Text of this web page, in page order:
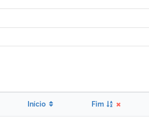
Início Fim